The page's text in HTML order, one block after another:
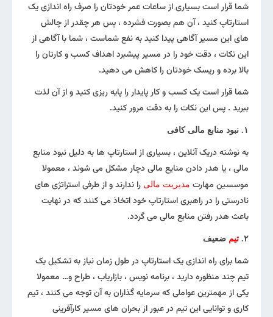
شما قرار است بسیاری از ساعات عمر خودتان را صرف راه اندازی یک
استارتاپ کنید ، آن هم بصورت فشرده ، پس هر چقدر از چالش
های این مسیر آگاهی پیدا کنید به نفع شماست ، شما با آگاهی از
این نکات ، دقت خود را در مسیر پیشبرد اهداف کسب و کارتان را
بالا برده و ریسک خودتان را کاهش می دهید.
شما قرار است یک کسب و کار پایدار را پایه ریزی کنید و از آن لذت
ببرید . پس این نکات را به دقت مرور کنید.
۱. نبود منابع مالی کافی
به نوشته دریک آنلاین ، بسیاری از استارتاپ ها به دلیل نبود منابع
مالی ، یا هدر دادن منایع مالی دچار مشکل می شوند ، معمولا
موسسین مهارت مدیریت مالی را ندارند و از طرفی استراتژی های
نادرستی را در راهبری استارتاپ خود اتخاذ می کنند که در نهایت
باعث هدر رفتن منابع مالی می گردد.
۲. تیم ضعیف
شما برای راه اندازی یک استارتاپ در طول زمان نیاز به تشکیل یک
تیم چند منظوره دارید ، برنامه نویس ، بازاریاب ، طراح و… معمولا
یکی از مهمترین عواملی که سرمایه گذاران به آن توجه می کنند ، تیم
کاری و توانایی این تیم در عبور از بحران های مسیر کارآفرینی